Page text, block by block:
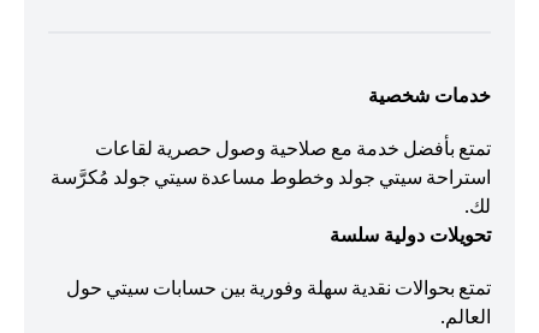
خدمات شخصية
تمتع بأفضل خدمة مع صلاحية وصول حصرية لقاعات
استراحة سيتي جولد وخطوط مساعدة سيتي جولد مُكرَّسة
لك.
تحويلات دولية سلسة
تمتع بحوالات نقدية سهلة وفورية بين حسابات سيتي حول
العالم.